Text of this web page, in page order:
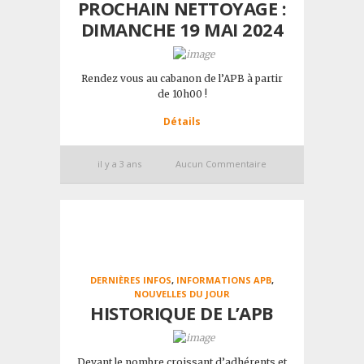
PROCHAIN NETTOYAGE :
DIMANCHE 19 MAI 2024
Rendez vous au cabanon de l’APB à partir
de 10h00 !
Détails
il y a 3 ans Aucun Commentaire
DERNIÈRES INFOS, INFORMATIONS APB,
NOUVELLES DU JOUR
HISTORIQUE DE L’APB